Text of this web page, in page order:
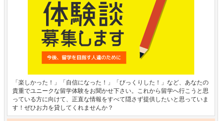
「楽しかった！」「自信になった！」「びっくりした！」など、あなたの
貴重でユニークな留学体験をお聞かせ下さい。これから留学へ行こうと思
っている方に向けて、正直な情報をすべて隠さず提供したいと思っていま
す！ぜひお力を貸してくれませんか？